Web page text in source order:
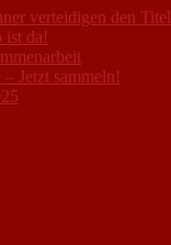
verteidigen den Titel
ist da!
Jetzt sammeln!